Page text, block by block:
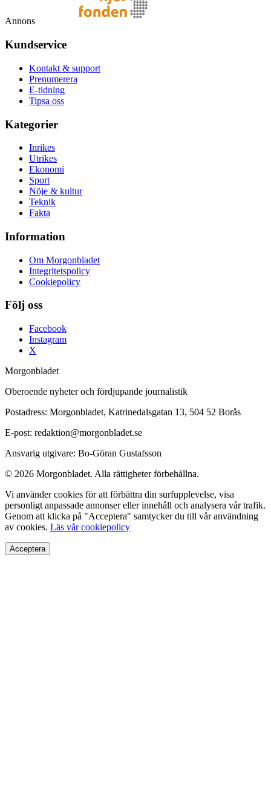
Annons
Kundservice
Kontakt & support
Prenumerera
E-tidning
Tipsa oss
Kategorier
Inrikes
Utrikes
Ekonomi
Sport
Nöje & kultur
Teknik
Fakta
Information
Om Morgonbladet
Integritetspolicy
Cookiepolicy
Följ oss
Facebook
Instagram
X
Morgonbladet
Oberoende nyheter och fördjupande journalistik
Postadress: Morgonbladet, Katrinedalsgatan 13, 504 52 Borås
E-post: redaktion@morgonbladet.se
Ansvarig utgivare: Bo-Göran Gustafsson
© 2026 Morgonbladet. Alla rättigheter förbehållna.
Vi använder cookies för att förbättra din surfupplevelse, visa
personligt anpassade annonser eller innehåll och analysera vår trafik.
Genom att klicka på "Acceptera" samtycker du till vår användning
av cookies. Läs vår cookiepolicy
Acceptera